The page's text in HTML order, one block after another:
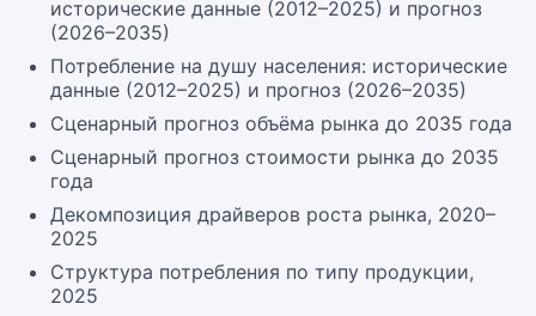
исторические данные (2012–2025) и прогноз
(2026–2035)
Потребление на душу населения: исторические
данные (2012–2025) и прогноз (2026–2035)
Сценарный прогноз объёма рынка до 2035 года
Сценарный прогноз стоимости рынка до 2035
года
Декомпозиция драйверов роста рынка, 2020–
2025
Структура потребления по типу продукции,
2025